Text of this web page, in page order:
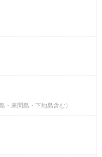
・来間島・下地島含む）